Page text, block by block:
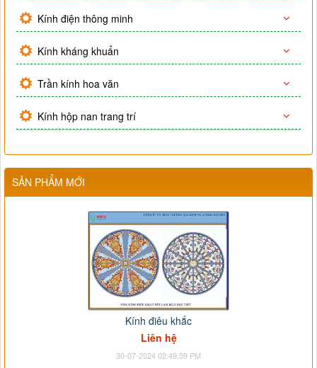
Kính điện thông minh
Kính kháng khuẩn
Trần kính hoa văn
Kính hộp nan trang trí
SẢN PHẨM MỚI
Kính điêu khắc
Liên hệ
30-07-2024 02:49:59 PM